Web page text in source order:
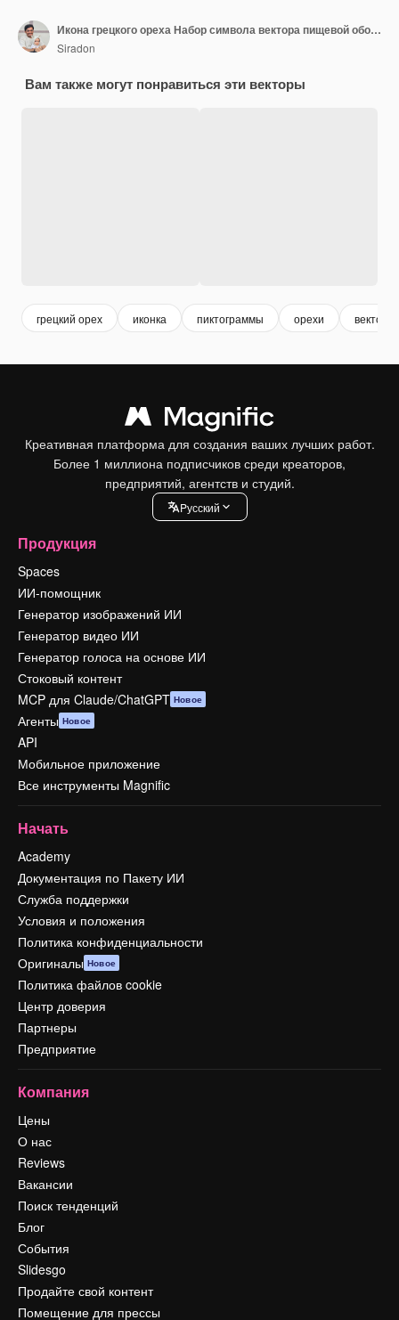
Икона грецкого ореха Набор символа вектора пищевой оболочки ореха в черном заполненном и очерченном стиле Crunchy Delight Sign
Siradon
Вам также могут понравиться эти векторы
грецкий орех иконка пиктограммы орехи вектор
Креативная платформа для создания ваших лучших работ.
Более 1 миллиона подписчиков среди креаторов,
предприятий, агентств и студий.
Pусский
Продукция
Spaces
ИИ-помощник
Генератор изображений ИИ
Генератор видео ИИ
Генератор голоса на основе ИИ
Стоковый контент
MCP для Claude/ChatGPT Новое
Агенты Новое
API
Мобильное приложение
Все инструменты Magnific
Начать
Academy
Документация по Пакету ИИ
Служба поддержки
Условия и положения
Политика конфиденциальности
Оригиналы Новое
Политика файлов cookie
Центр доверия
Партнеры
Предприятие
Компания
Цены
О нас
Reviews
Вакансии
Поиск тенденций
Блог
События
Slidesgo
Продайте свой контент
Помещение для прессы